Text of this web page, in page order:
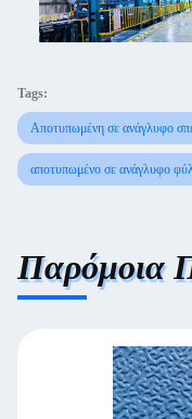
Tags:
Αποτυπωμένη σε ανάγλυφο
αποτυπωμένο σε ανάγλυφο
Παρόμοια